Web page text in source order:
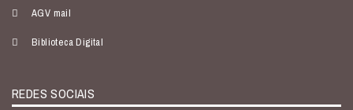
AGV mail
Biblioteca Digital
REDES SOCIAIS